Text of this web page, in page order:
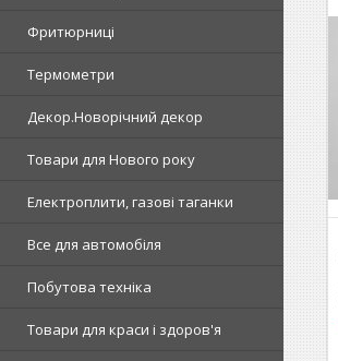
Фритюрниці
Термометри
Декор.Новорічний декор
Товари для Нового року
Електроплити, газові таганки
Все для автомобіля
Побутова техніка
Товари для краси і здоров'я